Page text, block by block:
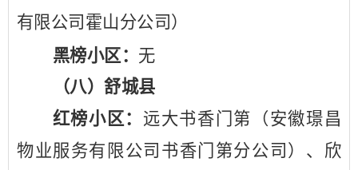
有限公司霍山分公司）
黑榜小区： 无
（八）舒城县
红榜小区： 远大书香门第（安徽璟昌
物业服务有限公司书香门第分公司）、欣